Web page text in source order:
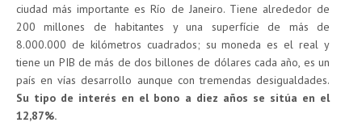
ciudad más importante es Río de Janeiro. Tiene alrededor de
200 millones de habitantes y una superfície de más de
8.000.000 de kilómetros cuadrados; su moneda es el real y
tiene un PIB de más de dos billones de dólares cada año, es un
país en vías desarrollo aunque con tremendas desigualdades.
Su tipo de interés en el bono a diez años se sitúa en el
12,87%.